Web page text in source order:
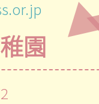
園